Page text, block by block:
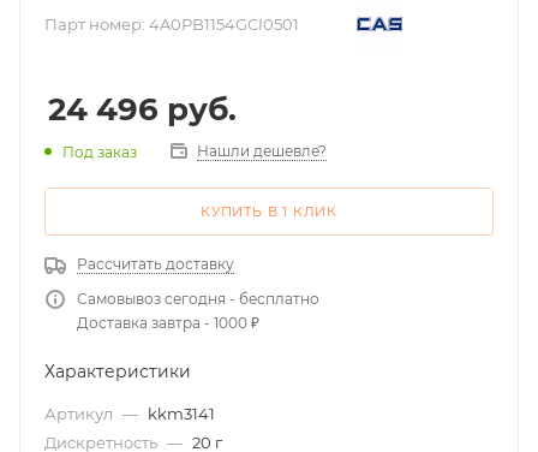
Парт номер: 4A0PB1154GCI0501
24 496 руб.
Под заказ Нашли дешевле?
КУПИТЬ В 1 КЛИК
Рассчитать доставку
Самовывоз сегодня - бесплатно
Доставка завтра - 1000 ₽
Характеристики
Артикул — kkm3141
Дискретность — 20 г